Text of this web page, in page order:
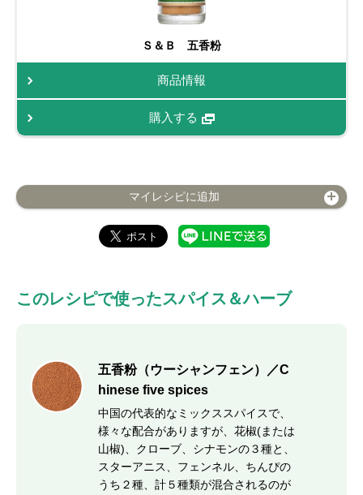
Ｓ＆Ｂ 五香粉
商品情報
購入する
マイレシピに追加
このレシピで使ったスパイス＆ハーブ
五香粉（ウーシャンフェン）／C
hinese five spices
中国の代表的なミックススパイスで、
様々な配合がありますが、花椒(または
山椒)、クローブ、シナモンの３種と、
スターアニス、フェンネル、ちんぴの
うち２種、計５種類が混合されるのが